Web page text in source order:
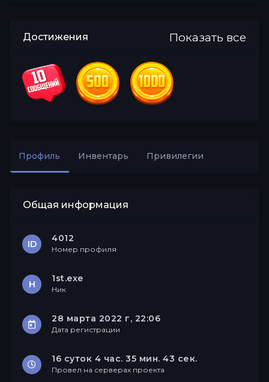
Достижения Показать все
Профиль Инвентарь Привилегии
Общая информация
ID
4012
Номер профиля
Н
1st.exe
Ник
28 марта 2022 г, 22:06
Дата регистрации
16 суток 4 час. 35 мин. 43 сек.
Провел на серверах проекта